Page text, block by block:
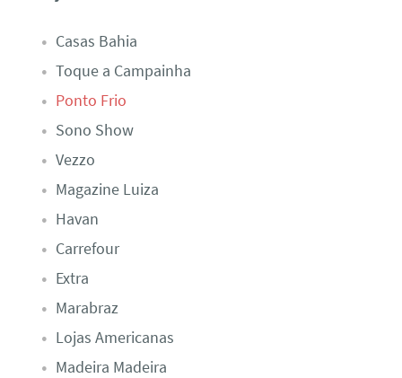
Casas Bahia
Toque a Campainha
Ponto Frio
Sono Show
Vezzo
Magazine Luiza
Havan
Carrefour
Extra
Marabraz
Lojas Americanas
Madeira Madeira